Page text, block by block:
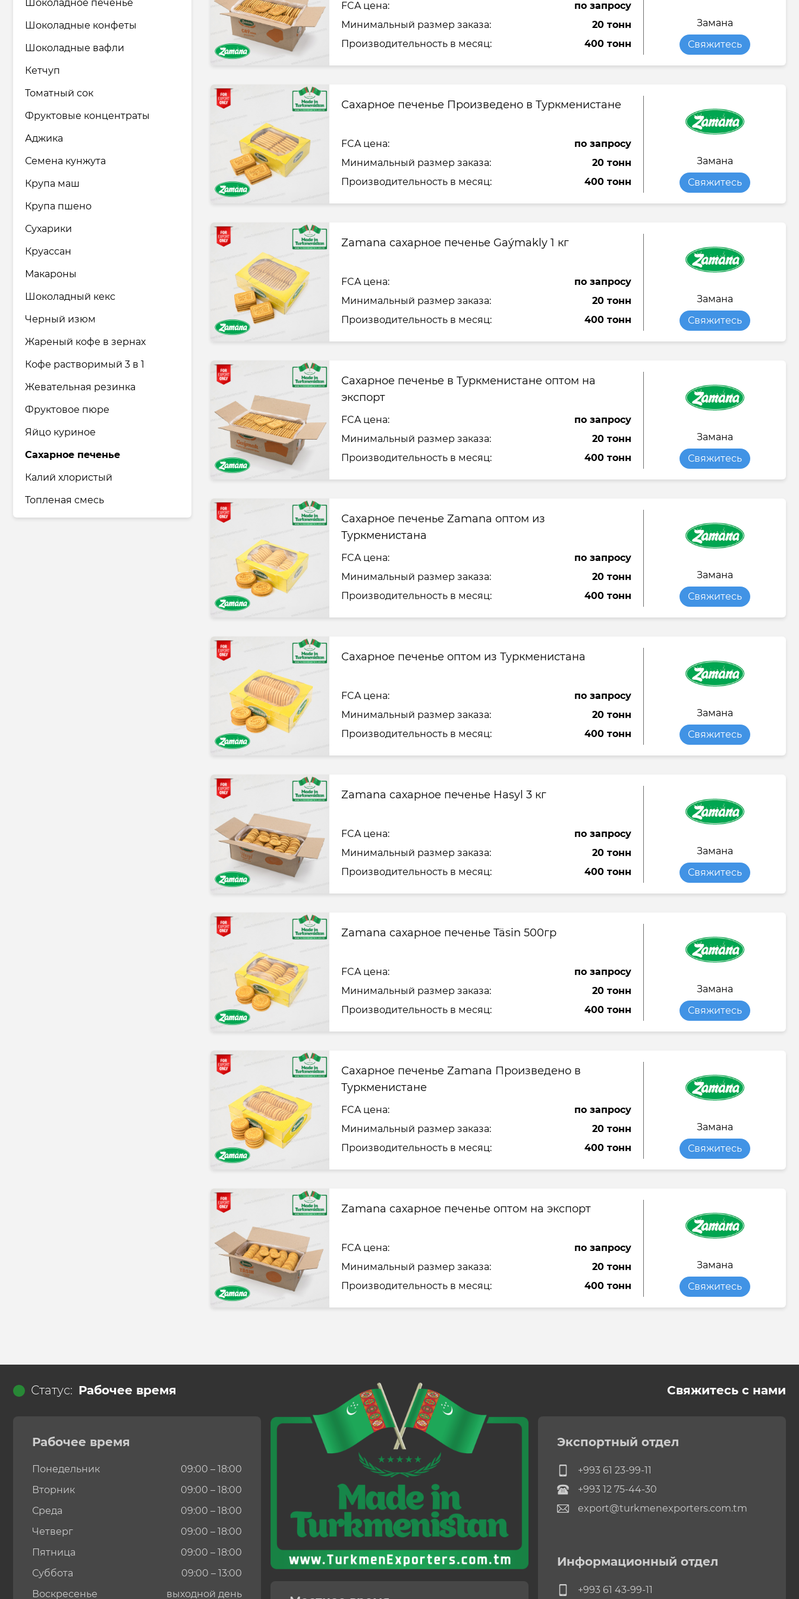
Шоколадное печенье
Шоколадные конфеты
Шоколадные вафли
Кетчуп
Томатный сок
Фруктовые концентраты
Аджика
Семена кунжута
Крупа маш
Крупа пшено
Сухарики
Круассан
Макароны
Шоколадный кекс
Черный изюм
Жареный кофе в зернах
Кофе растворимый 3 в 1
Жевательная резинка
Фруктовое пюре
Яйцо куриное
Сахарное печенье
Калий хлористый
Топленая смесь
FCA цена:
по запросу
Минимальный размер заказа:
20 тонн
Производительность в месяц:
400 тонн
Замана
Свяжитесь
Сахарное печенье Произведено в Туркменистане
FCA цена:
по запросу
Минимальный размер заказа:
20 тонн
Производительность в месяц:
400 тонн
Замана
Свяжитесь
Zamana сахарное печенье Gaýmakly 1 кг
FCA цена:
по запросу
Минимальный размер заказа:
20 тонн
Производительность в месяц:
400 тонн
Замана
Свяжитесь
Сахарное печенье в Туркменистане оптом на
экспорт
FCA цена:
по запросу
Минимальный размер заказа:
20 тонн
Производительность в месяц:
400 тонн
Замана
Свяжитесь
Сахарное печенье Zamana оптом из
Туркменистана
FCA цена:
по запросу
Минимальный размер заказа:
20 тонн
Производительность в месяц:
400 тонн
Замана
Свяжитесь
Сахарное печенье оптом из Туркменистана
FCA цена:
по запросу
Минимальный размер заказа:
20 тонн
Производительность в месяц:
400 тонн
Замана
Свяжитесь
Zamana сахарное печенье Hasyl 3 кг
FCA цена:
по запросу
Минимальный размер заказа:
20 тонн
Производительность в месяц:
400 тонн
Замана
Свяжитесь
Zamana сахарное печенье Täsin 500гр
FCA цена:
по запросу
Минимальный размер заказа:
20 тонн
Производительность в месяц:
400 тонн
Замана
Свяжитесь
Сахарное печенье Zamana Произведено в
Туркменистане
FCA цена:
по запросу
Минимальный размер заказа:
20 тонн
Производительность в месяц:
400 тонн
Замана
Свяжитесь
Zamana сахарное печенье оптом на экспорт
FCA цена:
по запросу
Минимальный размер заказа:
20 тонн
Производительность в месяц:
400 тонн
Замана
Свяжитесь
Статус: Рабочее время Свяжитесь с нами
Рабочее время
Понедельник
09:00 – 18:00
Вторник
09:00 – 18:00
Среда
09:00 – 18:00
Четверг
09:00 – 18:00
Пятница
09:00 – 18:00
Суббота
09:00 – 13:00
Воскресенье
выходной день
Экспортный отдел
+993 61 23-99-11
+993 12 75-44-30
export@turkmenexporters.com.tm
Информационный отдел
+993 61 43-99-11